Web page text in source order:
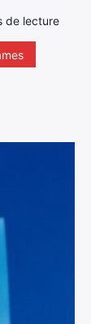
de lecture